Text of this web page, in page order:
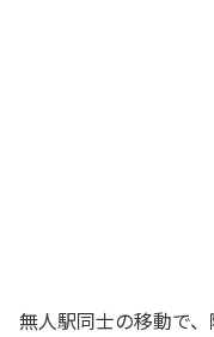
無人駅同士の移動で